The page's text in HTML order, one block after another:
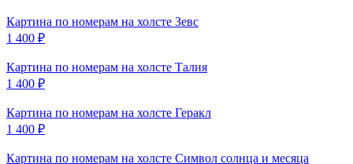
Картина по номерам на холсте Зевс
1 400 ₽
Картина по номерам на холсте Талия
1 400 ₽
Картина по номерам на холсте Геракл
1 400 ₽
Картина по номерам на холсте Символ солнца и месяца